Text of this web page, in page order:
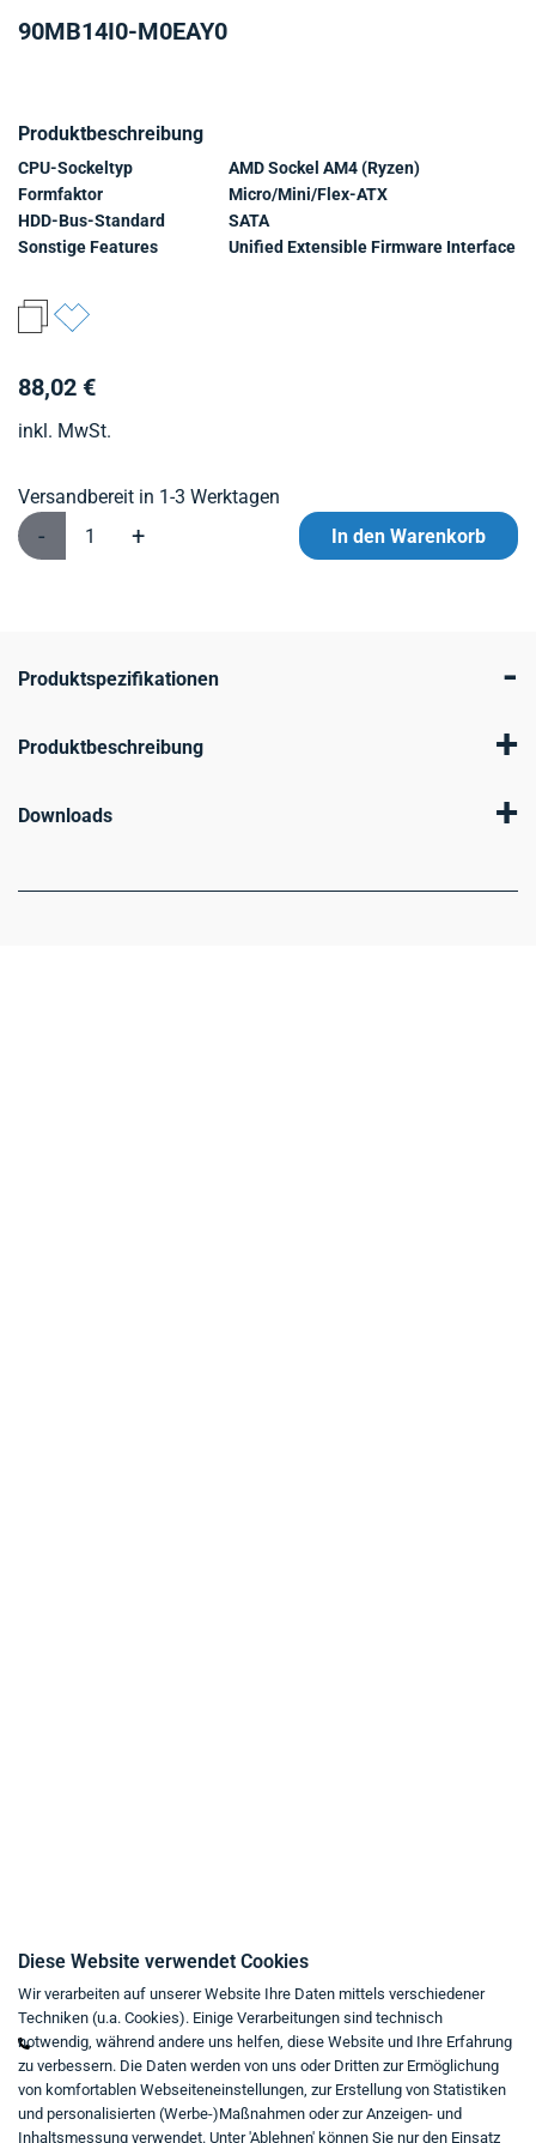
90MB14I0-M0EAY0
Produktbeschreibung
CPU-Sockeltyp
Formfaktor
HDD-Bus-Standard
Sonstige Features
AMD Sockel AM4 (Ryzen)
Micro/Mini/Flex-ATX
SATA
Unified Extensible Firmware Interface
88,02 €
inkl. MwSt.
Versandbereit in 1-3 Werktagen
- + In den Warenkorb
Produktspezifikationen -
Produktbeschreibung +
Downloads +
Mo - Fr von 9:00 bis 18:00 Uhr
+49 234 333 6721-0
shop@think-about.it
Kontaktieren Sie uns
Diese Website verwendet Cookies
Wir verarbeiten auf unserer Website Ihre Daten mittels verschiedener
Techniken (u.a. Cookies). Einige Verarbeitungen sind technisch
notwendig, während andere uns helfen, diese Website und Ihre Erfahrung
zu verbessern. Die Daten werden von uns oder Dritten zur Ermöglichung
von komfortablen Webseiteneinstellungen, zur Erstellung von Statistiken
und personalisierten (Werbe-)Maßnahmen oder zur Anzeigen- und
Inhaltsmessung verwendet. Unter 'Ablehnen' können Sie nur den Einsatz